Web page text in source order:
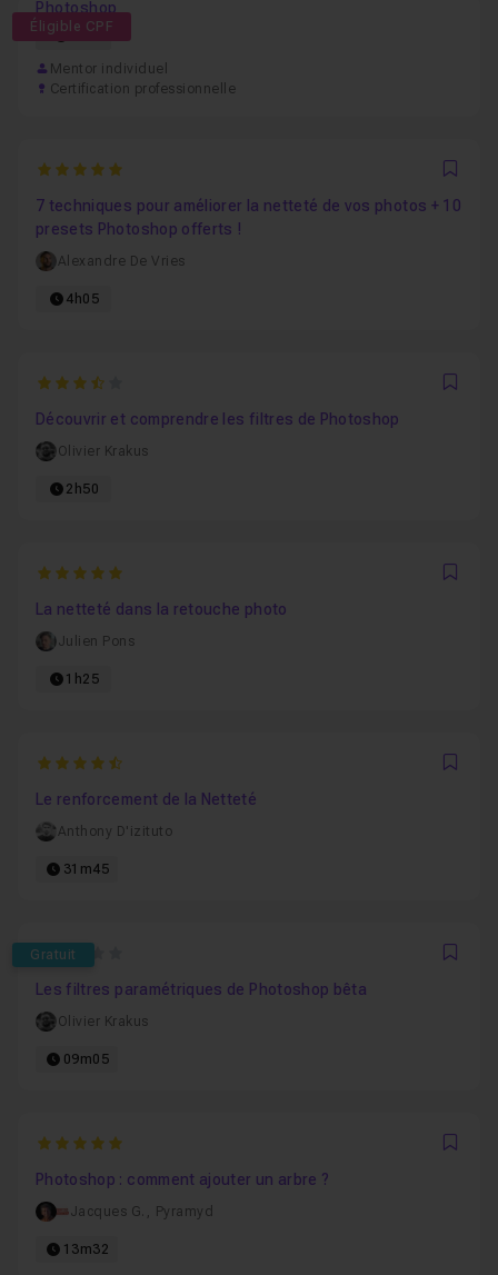
Éligible CPF
Photoshop
57h
Mentor individuel
Certification professionnelle
5
7 techniques pour améliorer la netteté de vos photos + 10
presets Photoshop offerts !
Alexandre De Vries
4h05
3.3333333333333
Découvrir et comprendre les filtres de Photoshop
Olivier Krakus
2h50
5
La netteté dans la retouche photo
Julien Pons
1h25
4.8181818181818
Le renforcement de la Netteté
Anthony D'izituto
31m45
Gratuit
0
Les filtres paramétriques de Photoshop bêta
Olivier Krakus
09m05
5
Photoshop : comment ajouter un arbre ?
Jacques G. , Pyramyd
13m32